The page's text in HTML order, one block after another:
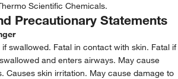
Scientific Chemicals.
Precautionary Statements
swallowed. Fatal in contact with skin. Fatal if
and enters airways. May cause
Causes skin irritation. May cause damage to